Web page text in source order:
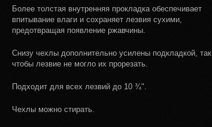
Более толстая внутренняя прокладка обеспечивает
впитывание влаги и сохраняет лезвия сухими,
предотвращая появление ржавчины.
Снизу чехлы дополнительно усилены подкладкой, так
чтобы лезвие не могло их прорезать.
Подходит для всех лезвий до 10 ¾".
Чехлы можно стирать.